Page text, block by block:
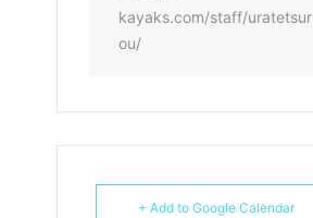
kayaks.com/staff/uratetsur
ou/
+ Add to Google Calendar